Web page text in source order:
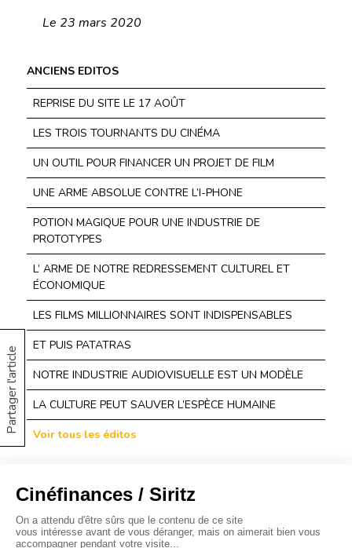
Partager l'article
Le 23 mars 2020
ANCIENS EDITOS
REPRISE DU SITE LE 17 AOÛT
LES TROIS TOURNANTS DU CINÉMA
UN OUTIL POUR FINANCER UN PROJET DE FILM
UNE ARME ABSOLUE CONTRE L’I-PHONE
POTION MAGIQUE POUR UNE INDUSTRIE DE
PROTOTYPES
L’ ARME DE NOTRE REDRESSEMENT CULTUREL ET
ÉCONOMIQUE
LES FILMS MILLIONNAIRES SONT INDISPENSABLES
ET PUIS PATATRAS
NOTRE INDUSTRIE AUDIOVISUELLE EST UN MODÈLE
LA CULTURE PEUT SAUVER L’ESPÈCE HUMAINE
Voir tous les éditos
À propos
Baromètres